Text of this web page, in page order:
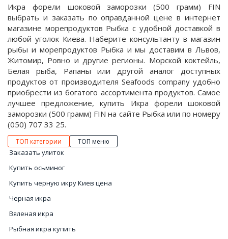
Икра форели шоковой заморозки (500 грамм) FIN
выбрать и заказать по оправданной цене в интернет
магазине морепродуктов Рыбка с удобной доставкой в
любой уголок Киева. Наберите консультанту в магазин
рыбы и морепродуктов Рыбка и мы доставим в Львов,
Житомир, Ровно и другие регионы. Морской коктейль,
Белая рыба, Рапаны или другой аналог доступных
продуктов от производителя Seafoods company удобно
приобрести из богатого ассортимента продуктов. Самое
лучшее предложение, купить Икра форели шоковой
заморозки (500 грамм) FIN на сайте Рыбка или по номеру
(050) 707 33 25.
ТОП категории ТОП меню
Заказать улиток
Купить осьминог
Купить черную икру Киев цена
Черная икра
Вяленая икра
Рыбная икра купить